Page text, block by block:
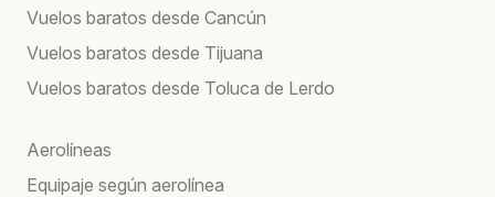
Vuelos baratos desde Cancún
Vuelos baratos desde Tijuana
Vuelos baratos desde Toluca de Lerdo
Aerolíneas
Equipaje según aerolínea